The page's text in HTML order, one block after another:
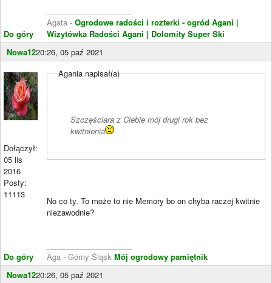
Do góry
Agata - Ogrodowe radości i rozterki - ogród Agani |
Wizytówka Radości Agani | Dolomity Super Ski
Nowa1220:26, 05 paź 2021
Dołączył:
05 lis
2016
Posty:
11113
Do góry
Agania napisał(a)
Szczęściara z Ciebie mój drugi rok bez
kwitnienia
No co ty. To może to nie Memory bo on chyba raczej kwitnie
niezawodnie?
Aga - Górny Śląsk Mój ogrodowy pamiętnik
Nowa1220:26, 05 paź 2021